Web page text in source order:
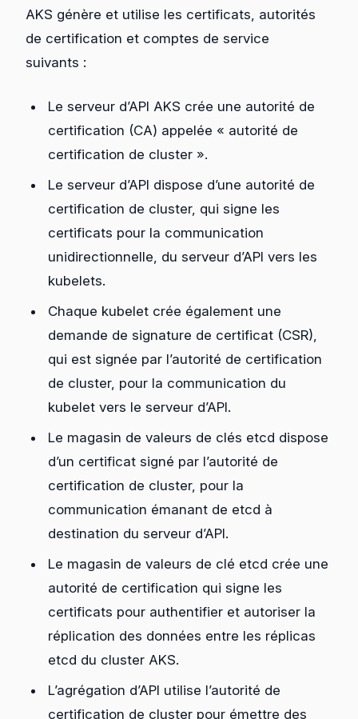
AKS génère et utilise les certificats, autorités
de certification et comptes de service
suivants :
Le serveur d’API AKS crée une autorité de
certification (CA) appelée « autorité de
certification de cluster ».
Le serveur d’API dispose d’une autorité de
certification de cluster, qui signe les
certificats pour la communication
unidirectionnelle, du serveur d’API vers les
kubelets.
Chaque kubelet crée également une
demande de signature de certificat (CSR),
qui est signée par l’autorité de certification
de cluster, pour la communication du
kubelet vers le serveur d’API.
Le magasin de valeurs de clés etcd dispose
d’un certificat signé par l’autorité de
certification de cluster, pour la
communication émanant de etcd à
destination du serveur d’API.
Le magasin de valeurs de clé etcd crée une
autorité de certification qui signe les
certificats pour authentifier et autoriser la
réplication des données entre les réplicas
etcd du cluster AKS.
L’agrégation d’API utilise l’autorité de
certification de cluster pour émettre des